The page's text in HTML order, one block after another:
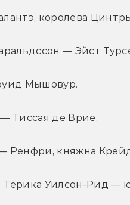
королева
— Эйст
Мышовур.
Тиссая де Врие.
Ренфри, княжна
Уилсон-Рид —